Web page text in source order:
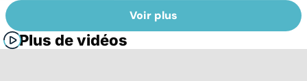
Voir plus
Plus de vidéos